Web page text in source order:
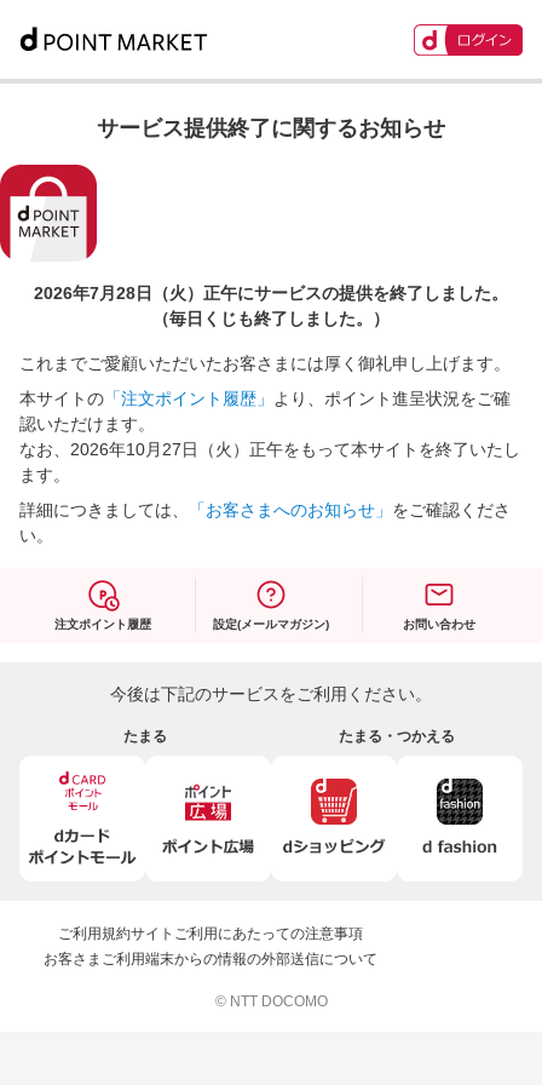
サービス提供終了に関するお知らせ
2026年7月28日（火）正午にサービスの提供を終了しました。
（毎日くじも終了しました。）
これまでご愛顧いただいたお客さまには厚く御礼申し上げます。
本サイトの 「注文ポイント履歴」
より、ポイント進呈状況をご確
認いただけます。
なお、2026年10月27日（火）正午をもって本サイトを終了いたし
ます。
詳細につきましては、
「お客さまへのお知らせ」 をご確認くださ
い。
注文ポイント履歴 設定(メールマガジン) お問い合わせ
今後は下記のサービスをご利用ください。
たまる たまる・つかえる
ご利用規約サイトご利用にあたっての注意事項
お客さまご利用端末からの情報の外部送信について
© NTT DOCOMO